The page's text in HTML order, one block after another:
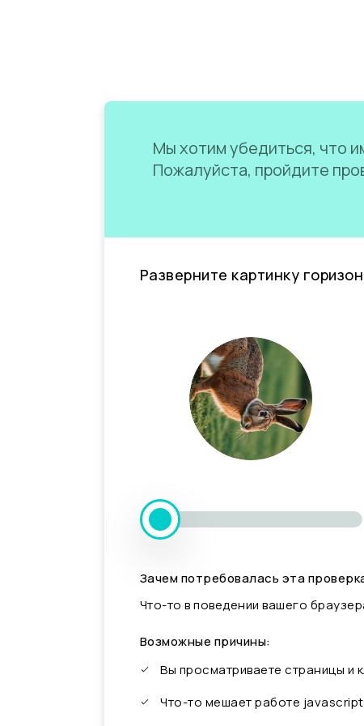
Мы хотим убедиться, что
Пожалуйста, пройдите
Разверните картинку
Зачем потребовалась эта
Что-то в поведении вашего
Возможные причины:
Вы просматриваете страницы
Что-то мешает работе